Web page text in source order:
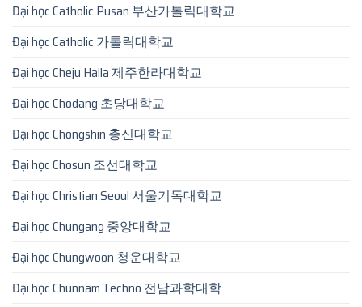
Đại học Catholic Pusan 부산가톨릭대학교
Đại học Catholic 가톨릭대학교
Đại học Cheju Halla 제주한라대학교
Đại học Chodang 초당대학교
Đại học Chongshin 총신대학교
Đại học Chosun 조선대학교
Đại học Christian Seoul 서울기독대학교
Đại học Chungang 중앙대학교
Đại học Chungwoon 청운대학교
Đại học Chunnam Techno 전남과학대학